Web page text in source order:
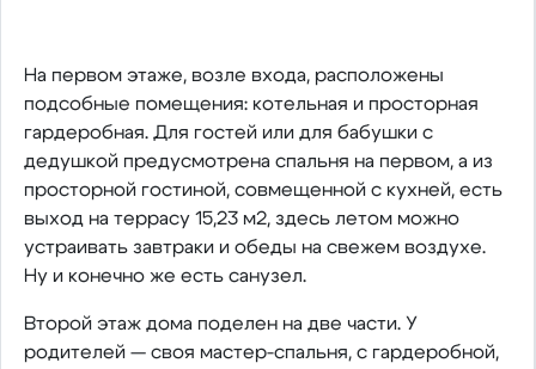
На первом этаже, возле входа, расположены
подсобные помещения: котельная и просторная
гардеробная. Для гостей или для бабушки с
дедушкой предусмотрена спальня на первом, а из
просторной гостиной, совмещенной с кухней, есть
выход на террасу 15,23 м2, здесь летом можно
устраивать завтраки и обеды на свежем воздухе.
Ну и конечно же есть санузел.
Второй этаж дома поделен на две части. У
родителей — своя мастер-спальня, с гардеробной,